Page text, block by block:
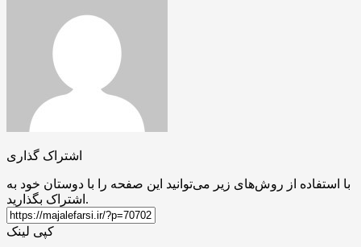
اشتراک گذاری
با استفاده از روش‌های زیر می‌توانید این صفحه را با دوستان خود به
اشتراک بگذارید.
کپی لینک